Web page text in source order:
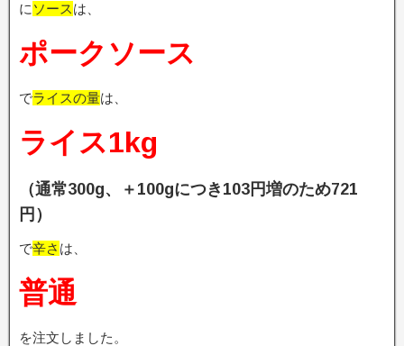
に ソースは、
ポークソース
でライスの量は、
ライス1kg
（通常300g、＋100gにつき103円増のため721
円）
で辛さ は、
普通
を注文しました。